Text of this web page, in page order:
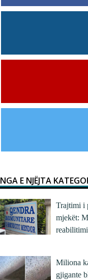
NGA E NJËJTA
Trajtimi i
mjekët:
Miliona
gjigante